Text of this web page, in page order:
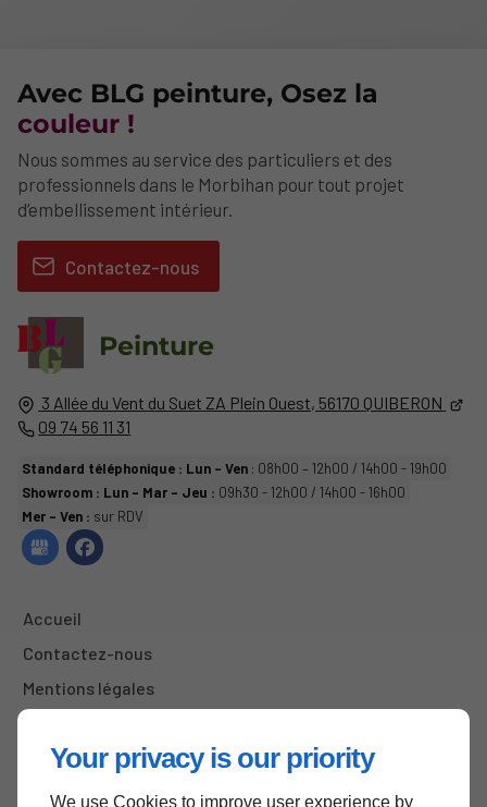
Your privacy is our priority
We use Cookies to improve user experience by
Peinture
3 Allée du Vent du Suet ZA Plein Ouest, 56170 QUIBERON
09 74 56 11 31
Standard téléphonique : Lun - Ven : 08h00 – 12h00 / 14h00 - 19h00
Showroom : Lun - Mar - Jeu : 09h30 - 12h00 / 14h00 - 16h00
Mer - Ven : sur RDV
Accueil
Contactez-nous
Mentions légales
Avec BLG peinture, Osez la
couleur !
Nous sommes au service des particuliers et des
professionnels dans le Morbihan pour tout projet
d’embellissement intérieur.
Contactez-nous